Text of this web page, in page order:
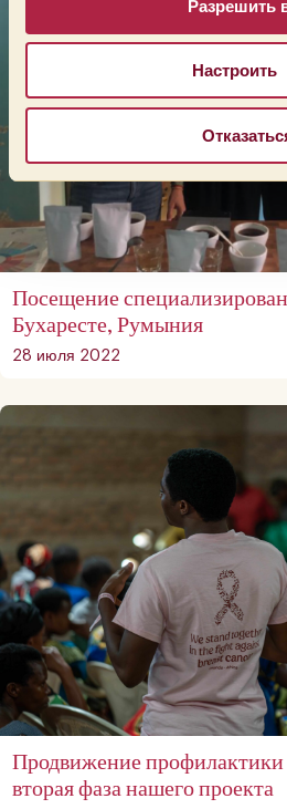
Разрешить
Настроить
Посещение
Бухаресте, Румыния
28 июля 2022
Продвижение профилактики
вторая фаза нашего проекта